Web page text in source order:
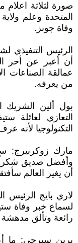
صورة لثلاثة
المتحدة وعلم
وفاة جوبز.
الرئيس التنفيذي
أن أعبر عن أحر
عمالقة الصناعات
من يعرفه.
بول ألين
التعازي لعائلة
التكنولوجيا لأنه
مارك زوكربيرج:
وأفضل صديق شكراً
أن يغير العالم
لاري بايج الرئيس
لسماع خبر وفاة
رائعة وتألق
برين سيرجي: ما